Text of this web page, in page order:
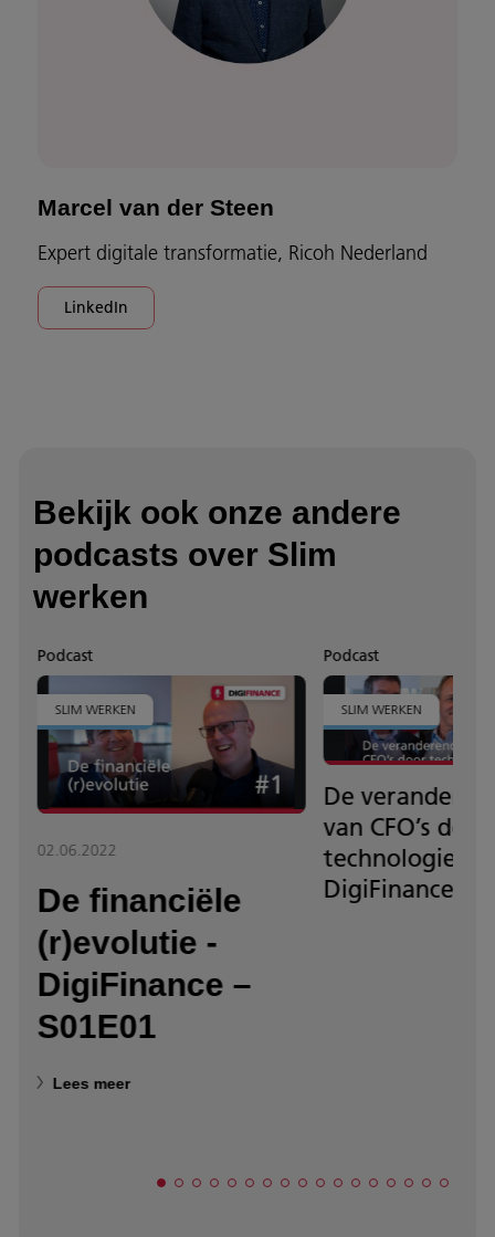
Marcel van der Steen
Expert digitale transformatie, Ricoh Nederland
LinkedIn
Bekijk ook onze andere
podcasts over Slim
werken
Podcast
SLIM WERKEN
02.06.2022
De financiële
(r)evolutie -
DigiFinance –
S01E01
Lees meer
Podcast
SLIM WERKEN
De
van CFO’s door
technologie -
DigiFinance –